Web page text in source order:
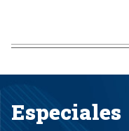
Especiales